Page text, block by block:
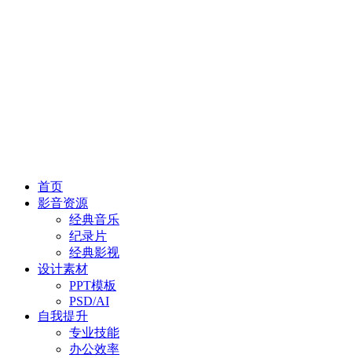
首页
影音资源
经典音乐
纪录片
经典影视
设计素材
PPT模板
PSD/AI
自我提升
专业技能
办公效率